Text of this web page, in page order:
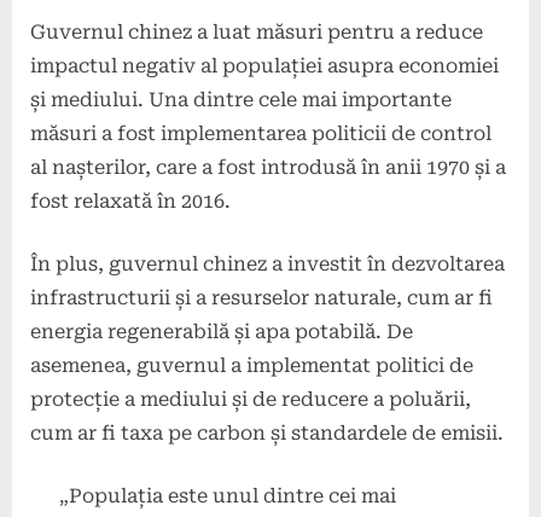
Guvernul chinez a luat măsuri pentru a reduce
impactul negativ al populației asupra economiei
și mediului. Una dintre cele mai importante
măsuri a fost implementarea politicii de control
al nașterilor, care a fost introdusă în anii 1970 și a
fost relaxată în 2016.
În plus, guvernul chinez a investit în dezvoltarea
infrastructurii și a resurselor naturale, cum ar fi
energia regenerabilă și apa potabilă. De
asemenea, guvernul a implementat politici de
protecție a mediului și de reducere a poluării,
cum ar fi taxa pe carbon și standardele de emisii.
„Populația este unul dintre cei mai